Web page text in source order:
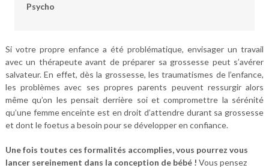
Psycho
Si votre propre enfance a été problématique, envisager un travail
avec un thérapeute avant de préparer sa grossesse peut s’avérer
salvateur. En effet, dès la grossesse, les traumatismes de l’enfance,
les problèmes avec ses propres parents peuvent ressurgir alors
même qu’on les pensait derrière soi et compromettre la sérénité
qu’une femme enceinte est en droit d’attendre durant sa grossesse
et dont le foetus a besoin pour se développer en confiance.
Une fois toutes ces formalités accomplies, vous pourrez vous
lancer sereinement dans la conception de bébé ! Vous pensez